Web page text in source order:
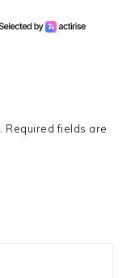
Required fields are